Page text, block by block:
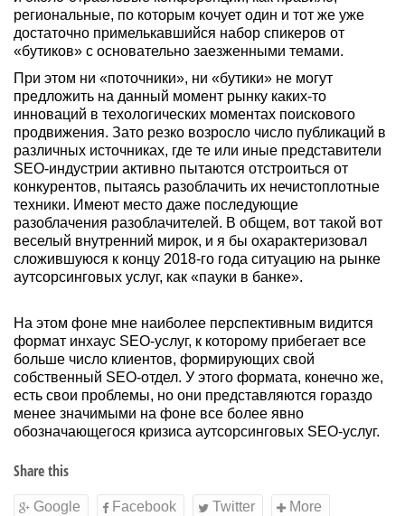
региональные, по которым кочует один и тот же уже
достаточно примелькавшийся набор спикеров от
«бутиков» с основательно заезженными темами.
При этом ни «поточники», ни «бутики» не могут
предложить на данный момент рынку каких-то
инноваций в техологических моментах поискового
продвижения. Зато резко возросло число публикаций в
различных источниках, где те или иные представители
SEO-индустрии активно пытаются отстроиться от
конкурентов, пытаясь разоблачить их нечистоплотные
техники. Имеют место даже последующие
разоблачения разоблачителей. В общем, вот такой вот
веселый внутренний мирок, и я бы охарактеризовал
сложившуюся к концу 2018-го года ситуацию на рынке
аутсорсинговых услуг, как «пауки в банке».
На этом фоне мне наиболее перспективным видится
формат инхаус SEO-услуг, к которому прибегает все
больше число клиентов, формирующих свой
собственный SEO-отдел. У этого формата, конечно же,
есть свои проблемы, но они представляются гораздо
менее значимыми на фоне все более явно
обозначающегося кризиса аутсорсинговых SEO-услуг.
Share this
Google Facebook Twitter More